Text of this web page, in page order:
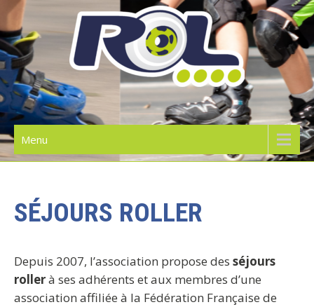
Skip
to
content
RIDE ON LILLE | L'ÉCOLE DE
ROLLER
Menu
SÉJOURS ROLLER
Depuis 2007, l’association propose des séjours
rollerà ses adhérents et aux membres d’une
association affiliée à la Fédération Française de